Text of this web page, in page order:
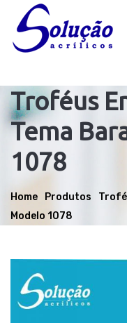
Troféus
Tema
1078
Home Produtos
Modelo 1078